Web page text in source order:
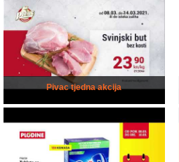
Pivac tjedna akcija